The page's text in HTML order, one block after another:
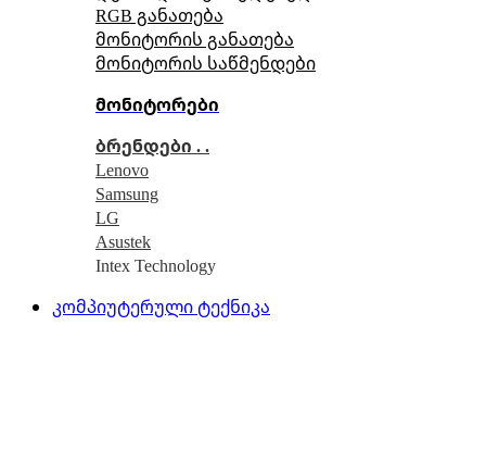
RGB განათება
მონიტორის განათება
მონიტორის საწმენდები
მონიტორები
ბრენდები . .
Lenovo
Samsung
LG
Asustek
Intex Technology
კომპიუტერული ტექნიკა